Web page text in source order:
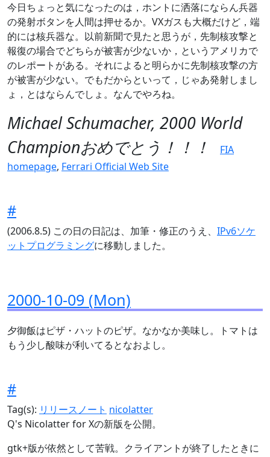
今日ちょっと気になったのは，ホントに洒落にならん兵器
の発射ボタンを人間は押せるか。VXガスも大概だけど，端
的には核兵器な。以前新聞で見たと思うが，先制核攻撃と
報復の場合でどちらが被害が少ないか，というアメリカで
のレポートがある。それによると明らかに先制核攻撃の方
が被害が少ない。でもだからといって，じゃあ発射しまし
ょ，とはならんでしょ。なんでやろね。
Michael Schumacher, 2000 World
Championおめでとう！！！
FIA
homepage, Ferrari Official Web Site
#
(2006.8.5) この日の日記は、加筆・修正のうえ、 IPv6ソケ
ットプログラミングに移動しました。
2000-10-09 (Mon)
夕御飯はピザ・ハットのピザ。なかなか美味し。トマトは
もう少し酸味が利いてるとなおよし。
#
Tag(s): リリースノート nicolatter
Q's Nicolatter for Xの新版を公開。
gtk+版が依然として苦戦。クライアントが終了したときに